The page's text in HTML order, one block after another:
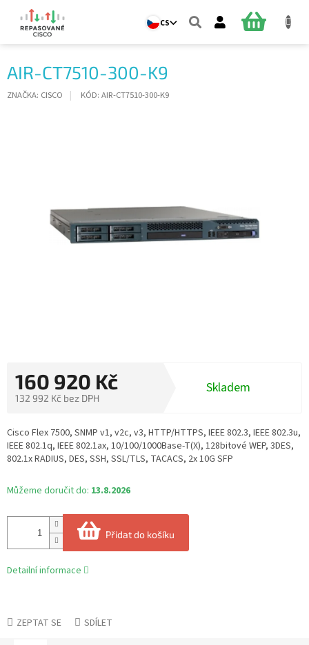
obsah
CS
NÁKUPNÍ
AIR-CT7510-300-K9
ZNAČKA: CISCO KÓD: AIR-CT7510-300-K9
160 920 Kč
132 992 Kč bez DPH
cena:
Skladem
Můžeme doručit do: 13.8.2026
Přidat do košíku
Cisco Flex 7500, SNMP v1, v2c, v3, HTTP/HTTPS, IEEE 802.3, IEEE 802.3u,
IEEE 802.1q, IEEE 802.1ax, 10/100/1000Base-T(X), 128bitové WEP, 3DES,
802.1x RADIUS, DES, SSH, SSL/TLS, TACACS, 2x 10G SFP
Detailní informace
ZEPTAT SE SDÍLET